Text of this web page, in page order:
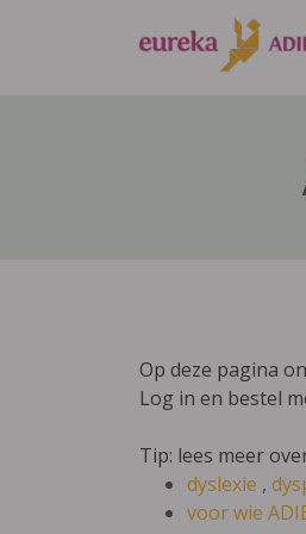
Op deze pagina
Log in en bestel
Tip: lees meer
dyslexie ,
voor wie